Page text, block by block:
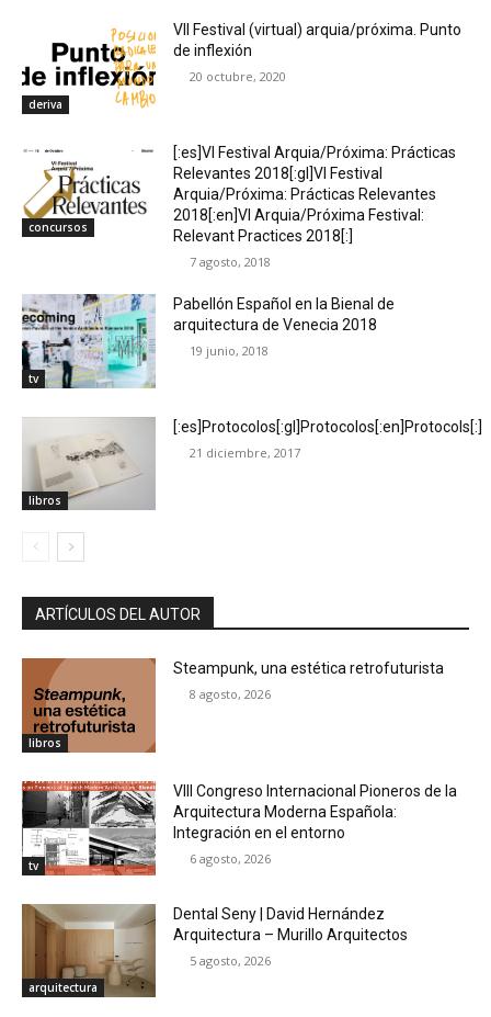
deriva
VII Festival (virtual) arquia/próxima. Punto
de inflexión
20 octubre, 2020
concursos
[:es]VI Festival Arquia/Próxima: Prácticas
Relevantes 2018[:gl]VI Festival
Arquia/Próxima: Prácticas Relevantes
2018[:en]VI Arquia/Próxima Festival:
Relevant Practices 2018[:]
7 agosto, 2018
tv
Pabellón Español en la Bienal de
arquitectura de Venecia 2018
19 junio, 2018
libros
[:es]Protocolos[:gl]Protocolos[:en]Protocols[:]
21 diciembre, 2017
ARTÍCULOS DEL AUTOR
libros
Steampunk, una estética retrofuturista
8 agosto, 2026
tv
VIII Congreso Internacional Pioneros de la
Arquitectura Moderna Española:
Integración en el entorno
6 agosto, 2026
arquitectura
Dental Seny | David Hernández
Arquitectura – Murillo Arquitectos
5 agosto, 2026